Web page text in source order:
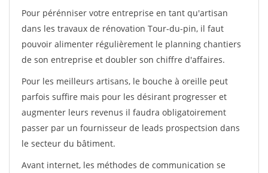
Pour pérénniser votre entreprise en tant qu'artisan
dans les travaux de rénovation Tour-du-pin, il faut
pouvoir alimenter régulièrement le planning chantiers
de son entreprise et doubler son chiffre d'affaires.
Pour les meilleurs artisans, le bouche à oreille peut
parfois suffire mais pour les désirant progresser et
augmenter leurs revenus il faudra obligatoirement
passer par un fournisseur de leads prospectsion dans
le secteur du bâtiment.
Avant internet, les méthodes de communication se